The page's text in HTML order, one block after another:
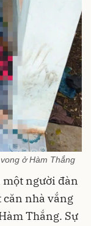
ở Hàm Thắng
người đàn
căn nhà vắng
Thắng. Sự